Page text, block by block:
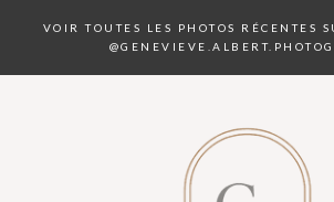
VOIR TOUTES LES PHOTOS RÉCENTES